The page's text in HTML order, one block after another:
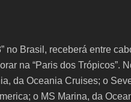
no Brasil, receberá entre
na “Paris dos Trópicos”.
da Oceania Cruises; o
o MS Marina, da